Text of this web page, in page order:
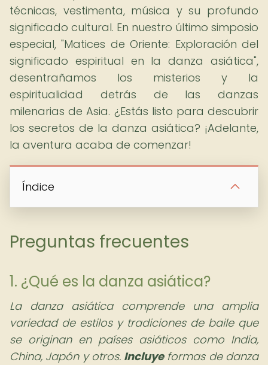
técnicas, vestimenta, música y su profundo
significado cultural. En nuestro último simposio
especial, "Matices de Oriente: Exploración del
significado espiritual en la danza asiática",
desentrañamos los misterios y la
espiritualidad detrás de las danzas
milenarias de Asia. ¿Estás listo para descubrir
los secretos de la danza asiática? ¡Adelante,
la aventura acaba de comenzar!
Índice
Preguntas frecuentes
1. ¿Qué es la danza asiática?
La danza asiática comprende una amplia
variedad de estilos y tradiciones de baile que
se originan en países asiáticos como India,
China, Japón y otros. Incluyeformas de danza